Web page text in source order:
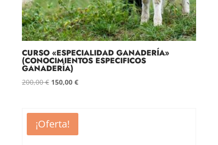
CURSO «ESPECIALIDAD GANADERÍA»
(CONOCIMIENTOS ESPECIFICOS
GANADERÍA)
200,00€ El
era:
200,00 €.
150,00 €El
es:
¡Oferta!